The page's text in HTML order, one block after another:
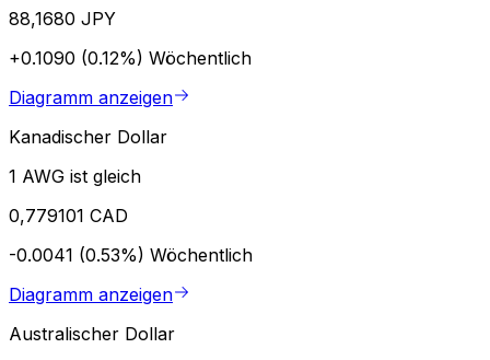
88,1680 JPY
+0.1090 (0.12%) Wöchentlich
Diagramm anzeigen
Kanadischer Dollar
1 AWG ist gleich
0,779101 CAD
-0.0041 (0.53%) Wöchentlich
Diagramm anzeigen
Australischer Dollar